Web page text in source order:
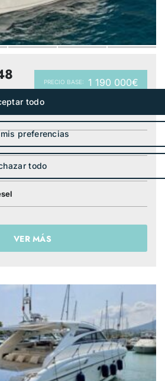
PRECIO BASE: 1 190 000€
VER MÁS